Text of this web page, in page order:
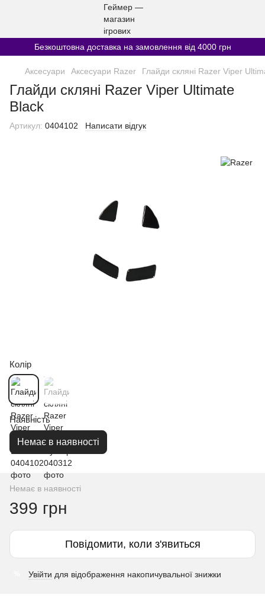
Безкоштовна доставка на замовлення від 4000 грн
Аксесуари Аксесуари Razer Глайди скляні Razer Viper
Глайди скляні Razer Viper Ultimate
Black
Артикул: 0404102 Написати відгук
Колір
Наявність
Немає в наявності
Немає в наявності
399 грн
Повідомити, коли з'явиться
Увійти для відображення накопичувальної знижки